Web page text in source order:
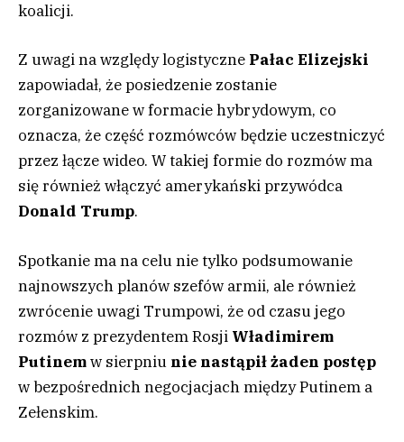
koalicji.
Z uwagi na względy logistyczne Pałac Elizejski
zapowiadał, że posiedzenie zostanie
zorganizowane w formacie hybrydowym, co
oznacza, że część rozmówców będzie uczestniczyć
przez łącze wideo. W takiej formie do rozmów ma
się również włączyć amerykański przywódca
Donald Trump.
Spotkanie ma na celu nie tylko podsumowanie
najnowszych planów szefów armii, ale również
zwrócenie uwagi Trumpowi, że od czasu jego
rozmów z prezydentem Rosji Władimirem
Putinemw sierpniu nie nastąpił żaden postęp
w bezpośrednich negocjacjach między Putinem a
Zełenskim.